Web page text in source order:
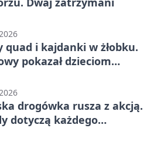
quad i kajdanki w żłobku.
pokazał dzieciom
drogówka rusza z akcją.
dotyczą każdego